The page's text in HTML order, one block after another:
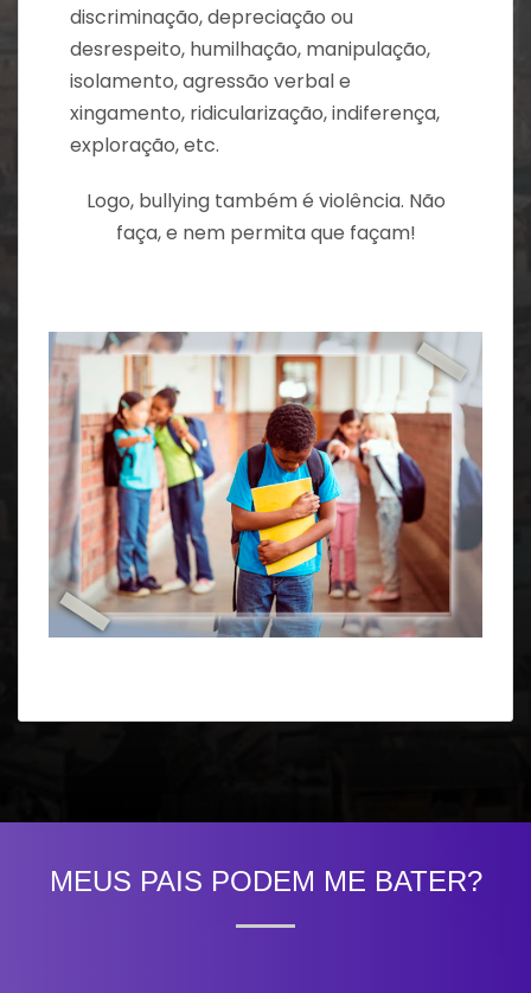
discriminação, depreciação ou
desrespeito, humilhação, manipulação,
isolamento, agressão verbal e
xingamento, ridicularização, indiferença,
exploração, etc.
Logo, bullying também é violência. Não
faça, e nem permita que façam!
MEUS PAIS PODEM ME BATER?